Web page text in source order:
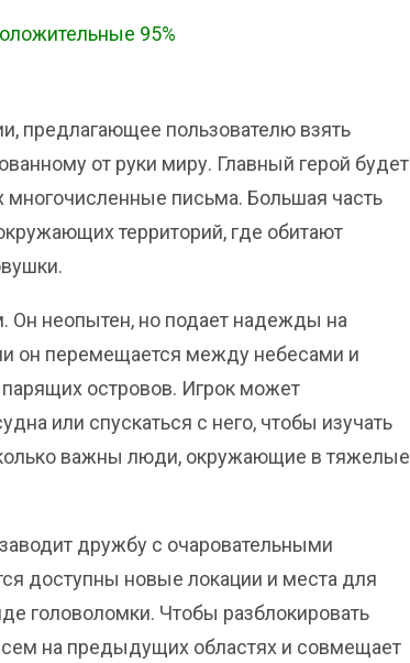
95%
предлагающее пользователю взять
от руки миру. Главный герой будет
письма. Большая часть
территорий, где обитают
Он неопытен, но подает надежды на
он перемещается между небесами и
островов. Игрок может
или спускаться с него, чтобы изучать
важны люди, окружающие в тяжелые
дружбу с очаровательными
доступны новые локации и места для
головоломки. Чтобы разблокировать
на предыдущих областях и совмещает